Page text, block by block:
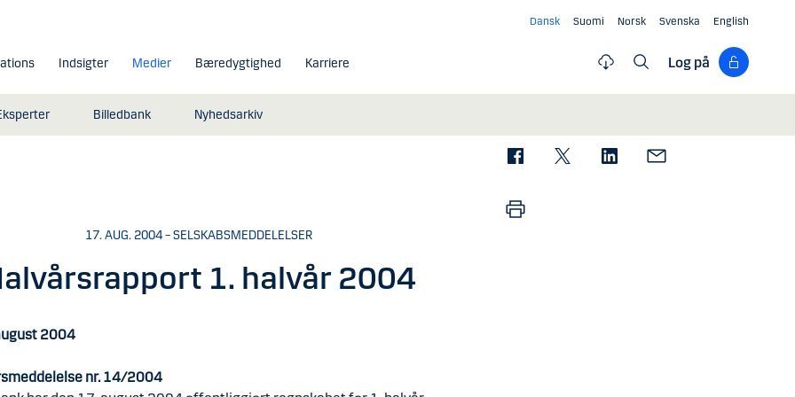
Dansk Suomi Norsk Svenska English
Indsigter Medier
Billedbank Nyhedsarkiv
Bæredygtighed Karriere Log på
17. AUG. 2004 – SELSKABSMEDDELELSER
1. halvår 2004
2004
nr. 14/2004